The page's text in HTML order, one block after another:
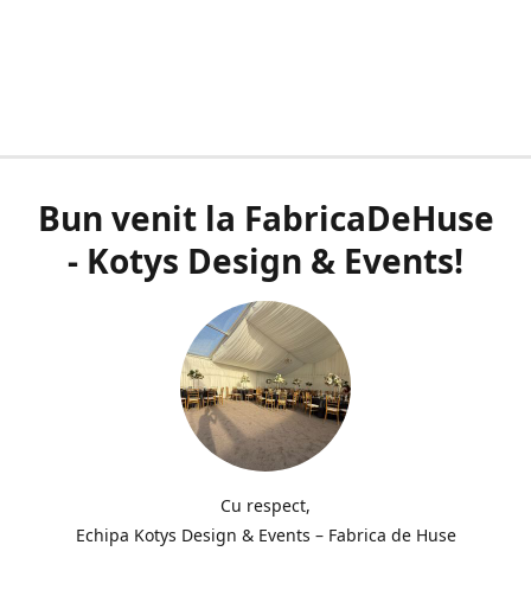
Bun venit la FabricaDeHuse
- Kotys Design & Events!
Cu respect,
Echipa Kotys Design & Events – Fabrica de Huse